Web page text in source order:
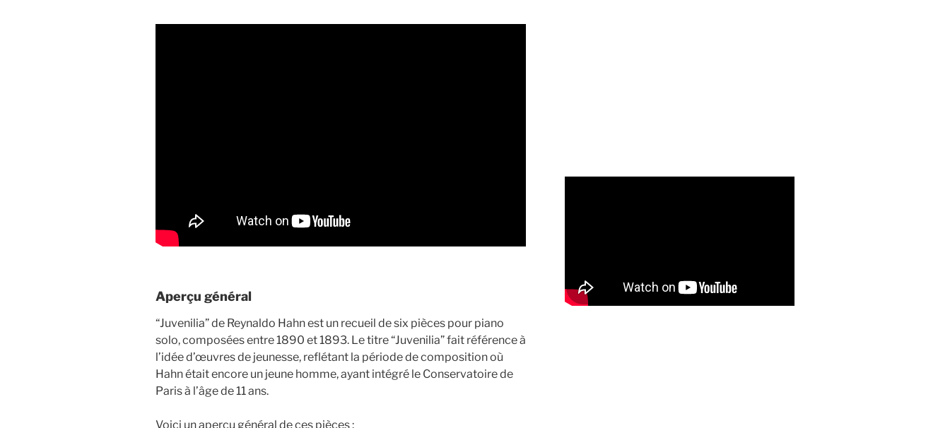
Aperçu général
“Juvenilia” de Reynaldo Hahn est un recueil de six pièces pour piano
solo, composées entre 1890 et 1893. Le titre “Juvenilia” fait référence à
l’idée d’œuvres de jeunesse, reflétant la période de composition où
Hahn était encore un jeune homme, ayant intégré le Conservatoire de
Paris à l’âge de 11 ans.
Voici un aperçu général de ces pièces :